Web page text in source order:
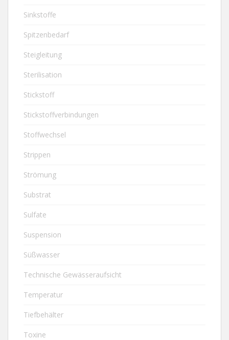
Sinkstoffe
Spitzenbedarf
Steigleitung
Sterilisation
Stickstoff
Stickstoffverbindungen
Stoffwechsel
Strippen
Strömung
Substrat
Sulfate
Suspension
Süßwasser
Technische Gewässeraufsicht
Temperatur
Tiefbehälter
Toxine